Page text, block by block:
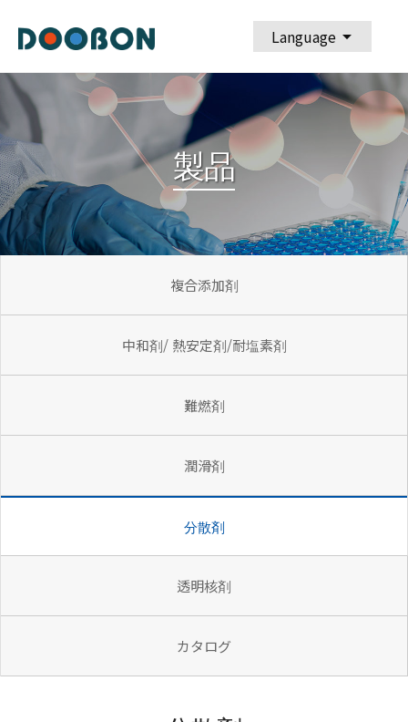
Language arrow_drop_down
製品
複合添加剤
中和剤/ 熱安定剤/耐塩素剤
難燃剤
潤滑剤
分散剤
透明核剤
カタログ